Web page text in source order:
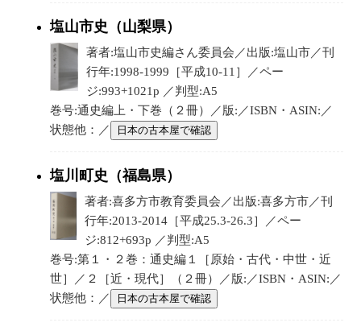
塩山市史（山梨県）
著者:塩山市史編さん委員会／出版:塩山市／刊
行年:1998-1999［平成10-11］／ペー
ジ:993+1021p ／判型:A5
巻号:通史編上・下巻（２冊）／版:／ISBN・ASIN:／
状態他：／
日本の古本屋で確認
塩川町史（福島県）
著者:喜多方市教育委員会／出版:喜多方市／刊
行年:2013-2014［平成25.3-26.3］／ペー
ジ:812+693p ／判型:A5
巻号:第１・２巻：通史編１［原始・古代・中世・近
世］／２［近・現代］（２冊）／版:／ISBN・ASIN:／
状態他：／
日本の古本屋で確認